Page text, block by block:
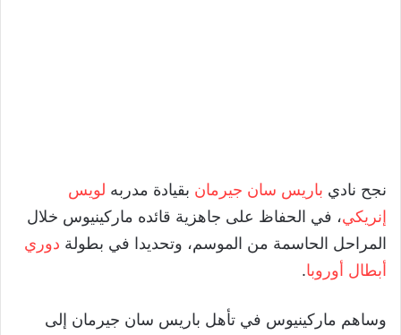
نجح نادي باريس سان جيرمان بقيادة مدربه لويس
إنريكي، في الحفاظ على جاهزية قائده ماركينيوس خلال
المراحل الحاسمة من الموسم، وتحديدا في بطولة دوري
أبطال أوروبا.
وساهم ماركينيوس في تأهل باريس سان جيرمان إلى